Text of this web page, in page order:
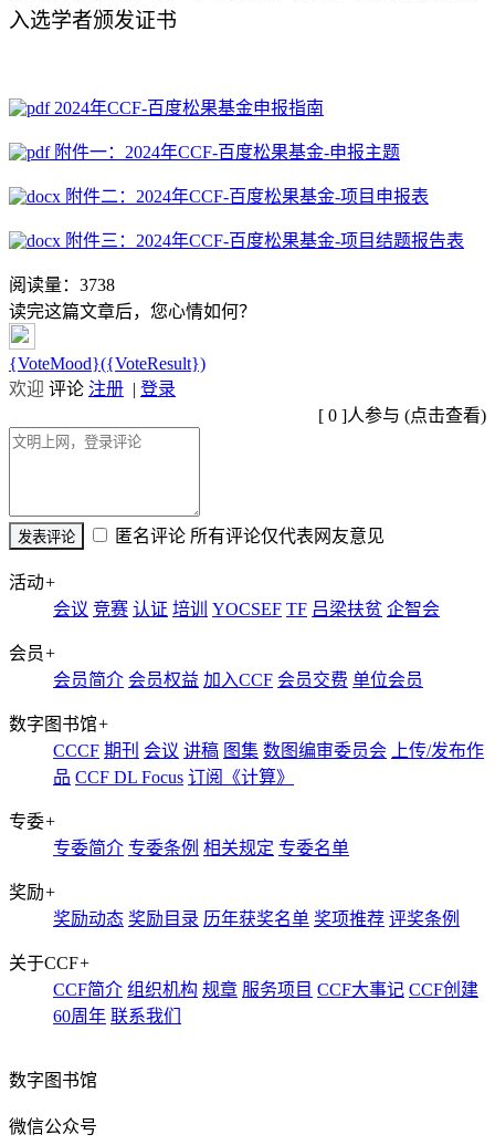
入选学者颁发证书
2024年CCF-百度松果基金申报指南
附件一：2024年CCF-百度松果基金-申报主题
附件二：2024年CCF-百度松果基金-项目申报表
附件三：2024年CCF-百度松果基金-项目结题报告表
阅读量： 3738
读完这篇文章后，您心情如何？
{VoteMood}({VoteResult})
欢迎 评论 注册 | 登录
[ 0 ]人参与 (点击查看)
匿名评论 所有评论仅代表网友意见
活动+
会议 竞赛 认证 培训 YOCSEF TF 吕梁扶贫 企智会
会员+
会员简介 会员权益 加入CCF 会员交费 单位会员
数字图书馆+
CCCF 期刊 会议 讲稿 图集 数图编审委员会
上传/发布作
品 CCF DL Focus 订阅《计算》
专委+
专委简介 专委条例 相关规定 专委名单
奖励+
奖励动态 奖励目录 历年获奖名单 奖项推荐 评奖条例
关于CCF+
CCF简介 组织机构 规章 服务项目 CCF大事记 CCF创建
60周年 联系我们
数字图书馆
微信公众号